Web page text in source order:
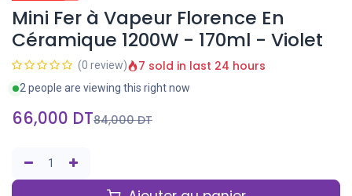
Mini Fer à Vapeur Florence En
Céramique 1200W - 170ml - Violet
(0 review) 7 sold in last 24 hours
2 people are viewing this right now
66,000 DT84,000DT